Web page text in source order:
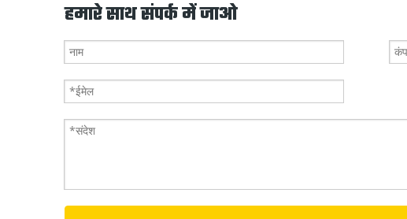
हमारे साथ संपर्क में जाओ